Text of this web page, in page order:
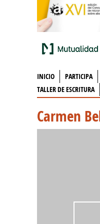
INICIO PARTICIPA
TALLER DE ESCRITURA
Carmen